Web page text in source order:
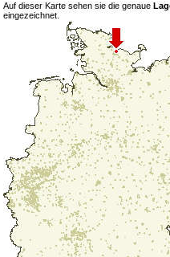
Auf dieser Karte sehen sie die genaue
eingezeichnet.